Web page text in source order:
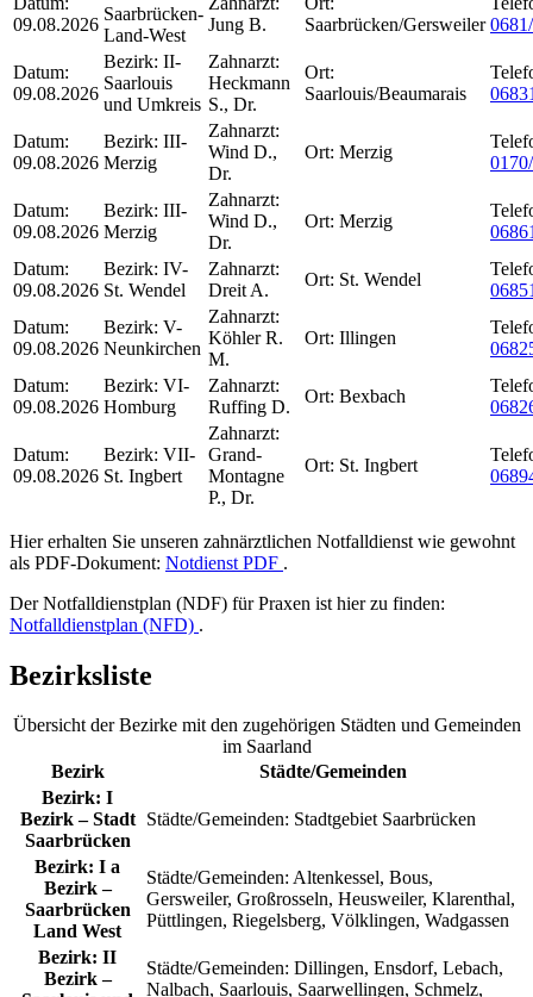
09.08.2026
Saarbrücken-
Land-West
Jung B.
Saarbrücken/Gersweiler
Datum:
09.08.2026
Bezirk: II-
Saarlouis
und Umkreis
Zahnarzt:
Heckmann
S., Dr.
Ort:
Saarlouis/Beaumarais
Datum:
09.08.2026
Bezirk: III-
Merzig
Zahnarzt:
Wind D.,
Dr.
Ort: Merzig
Datum:
09.08.2026
Bezirk: III-
Merzig
Zahnarzt:
Wind D.,
Dr.
Ort: Merzig
Datum:
09.08.2026
Bezirk: IV-
St. Wendel
Zahnarzt:
Dreit A.
Ort: St. Wendel
Datum:
09.08.2026
Bezirk: V-
Neunkirchen
Zahnarzt:
Köhler R.
M.
Ort: Illingen
Datum:
09.08.2026
Bezirk: VI-
Homburg
Zahnarzt:
Ruffing D.
Ort: Bexbach
Datum:
09.08.2026
Bezirk: VII-
St. Ingbert
Zahnarzt:
Grand-
Montagne
P., Dr.
Ort: St. Ingbert
Hier erhalten Sie unseren zahnärztlichen Notfalldienst wie gewohnt
als PDF-Dokument: Notdienst PDF .
Der Notfalldienstplan (NDF) für Praxen ist hier zu finden:
Notfalldienstplan (NFD) .
Bezirksliste
Übersicht der Bezirke mit den zugehörigen Städten und Gemeinden
im Saarland
Bezirk
Städte/Gemeinden
Bezirk: I
Bezirk – Stadt
Saarbrücken
Städte/Gemeinden: Stadtgebiet Saarbrücken
Bezirk: I a
Bezirk –
Saarbrücken
Land West
Städte/Gemeinden: Altenkessel, Bous,
Gersweiler, Großrosseln, Heusweiler, Klarenthal,
Püttlingen, Riegelsberg, Völklingen, Wadgassen
Bezirk: II
Bezirk –
Städte/Gemeinden: Dillingen, Ensdorf, Lebach,
Nalbach, Saarlouis, Saarwellingen, Schmelz,